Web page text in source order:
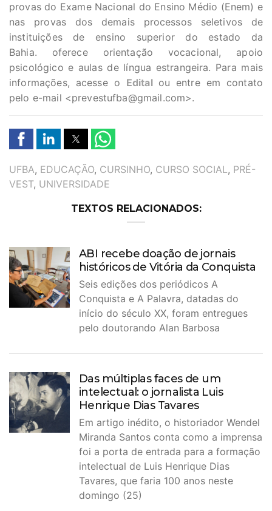
provas do Exame Nacional do Ensino Médio (Enem) e
nas provas dos demais processos seletivos de
instituições de ensino superior do estado da
Bahia. oferece orientação vocacional, apoio
psicológico e aulas de língua estrangeira. Para mais
informações, acesse o Edital ou entre em contato
pelo e-mail <prevestufba@gmail.com>.
TAGS
UFBA, EDUCAÇÃO, CURSINHO, CURSO SOCIAL, PRÉ-
VEST, UNIVERSIDADE
TEXTOS RELACIONADOS:
ABI recebe doação de jornais
históricos de Vitória da Conquista
Seis edições dos periódicos A
Conquista e A Palavra, datadas do
início do século XX, foram entregues
pelo doutorando Alan Barbosa
Das múltiplas faces de um
intelectual: o jornalista Luis
Henrique Dias Tavares
Em artigo inédito, o historiador Wendel
Miranda Santos conta como a imprensa
foi a porta de entrada para a formação
intelectual de Luis Henrique Dias
Tavares, que faria 100 anos neste
domingo (25)